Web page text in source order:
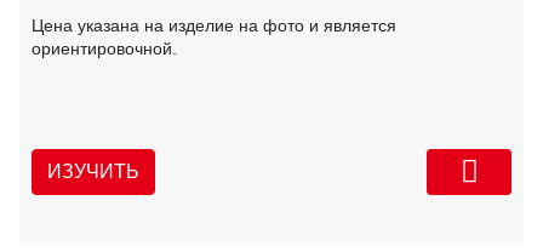
Цена указана на изделие на фото и является
ориентировочной.
ИЗУЧИТЬ